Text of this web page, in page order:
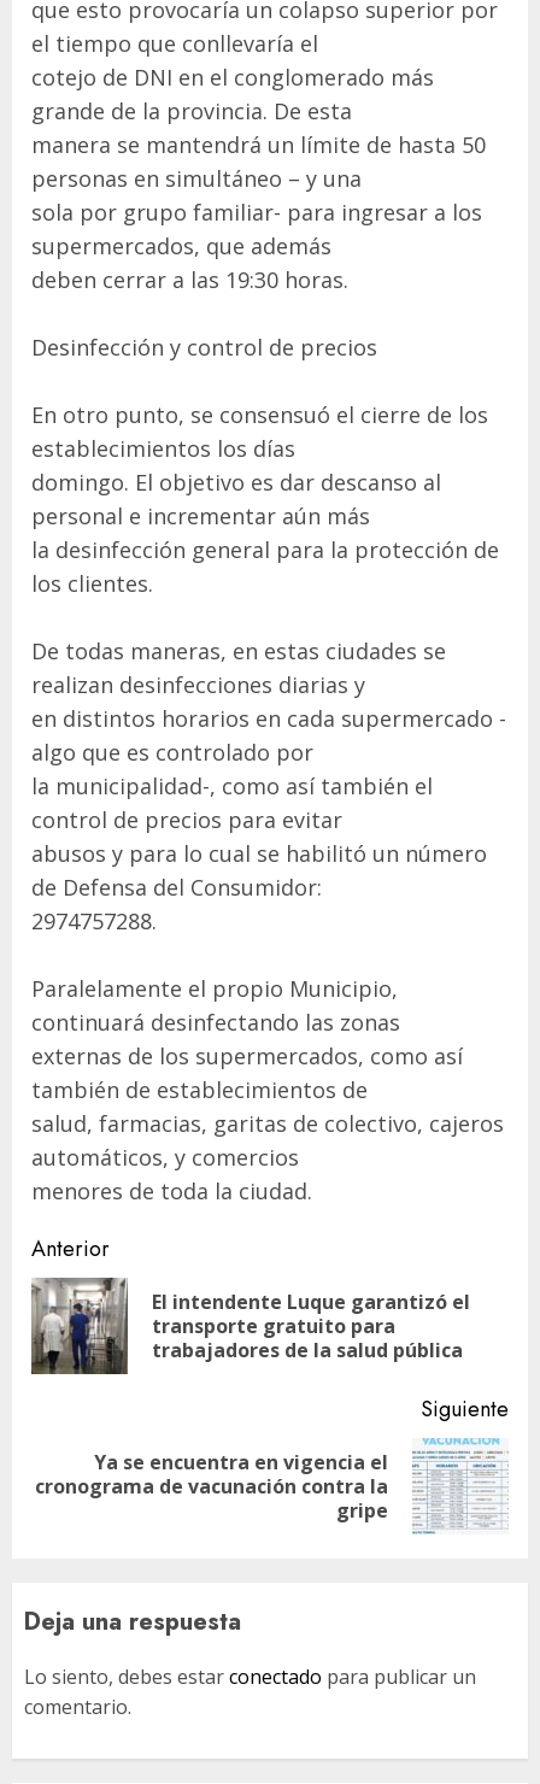
que esto provocaría un colapso superior por
el tiempo que conllevaría el
cotejo de DNI en el conglomerado más
grande de la provincia. De esta
manera se mantendrá un límite de hasta 50
personas en simultáneo – y una
sola por grupo familiar- para ingresar a los
supermercados, que además
deben cerrar a las 19:30 horas.
Desinfección y control de precios
En otro punto, se consensuó el cierre de los
establecimientos los días
domingo. El objetivo es dar descanso al
personal e incrementar aún más
la desinfección general para la protección de
los clientes.
De todas maneras, en estas ciudades se
realizan desinfecciones diarias y
en distintos horarios en cada supermercado -
algo que es controlado por
la municipalidad-, como así también el
control de precios para evitar
abusos y para lo cual se habilitó un número
de Defensa del Consumidor:
2974757288.
Paralelamente el propio Municipio,
continuará desinfectando las zonas
externas de los supermercados, como así
también de establecimientos de
salud, farmacias, garitas de colectivo, cajeros
automáticos, y comercios
menores de toda la ciudad.
Navegación
de
entradas
Anterior
El intendente Luque garantizó el
transporte gratuito para
trabajadores de la salud pública
Siguiente
Siguiente
Ya se encuentra en vigencia el
cronograma de vacunación contra la
gripe
Deja una respuesta
Lo siento, debes estarconectado para publicar un
comentario.